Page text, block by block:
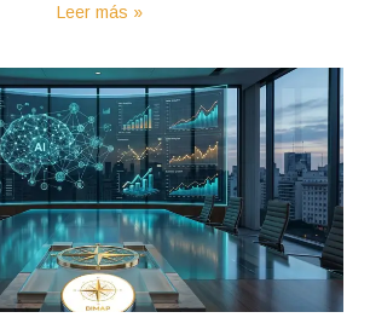
Leer más »